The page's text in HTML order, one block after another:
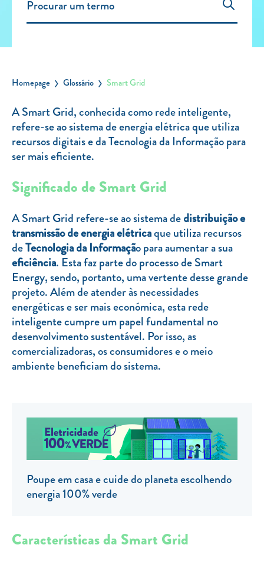
Carregar Fora de Casa
Leituras
Sobre nós
Contactos
FAQ
Blog
Mais informações
SERVIÇOS
ROTULAGEM
JUNTE-SE A NÓS
TARIFA SOCIAL
APP MOBILE
CONTADORES ELÉTRICOS
FATURAS
PRÉMIOS
FRAUDE E SEGURANÇA
Preços de referência
Política de privacidade
Clientes com necessidades especiais
Homepage Glossário Smart Grid
A Smart Grid, conhecida como rede inteligente,
refere-se ao sistema de energia elétrica que utiliza
recursos digitais e da Tecnologia da Informação para
ser mais eficiente.
Significado de Smart Grid
A Smart Grid refere-se ao sistema dedistribuição e
transmissão de energia elétricaque utiliza recursos
deTecnologia da Informação para aumentar a sua
eficiência. Esta faz parte do processo de Smart
Energy, sendo, portanto, uma vertente desse grande
projeto. Além de atender às necessidades
energéticas e ser mais económica, esta rede
inteligente cumpre um papel fundamental no
desenvolvimento sustentável. Por isso, as
comercializadoras, os consumidores e o meio
ambiente beneficiam do sistema.
Poupe em casa e cuide do planeta escolhendo
energia 100% verde
Características da Smart Grid